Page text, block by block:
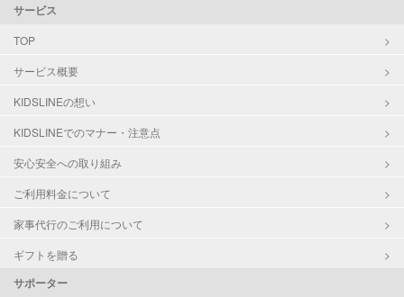
サービス
TOP
サービス概要
KIDSLINEの想い
KIDSLINEでのマナー・注意点
安心安全への取り組み
ご利用料金について
家事代行のご利用について
ギフトを贈る
サポーター